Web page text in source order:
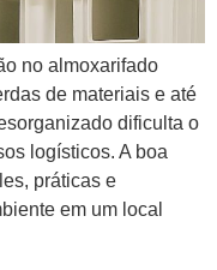
no almoxarifado
de materiais e até
dificulta o
logísticos. A boa
práticas e
em um local